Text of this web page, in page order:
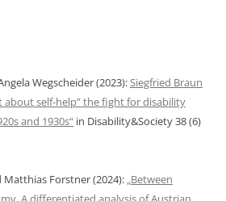
Wegscheider (2023):Siegfried Braun
about self-help” the fight for disability
and 1930s“ in Disability&Society 38 (6)
Matthias Forstner (2024): „Between